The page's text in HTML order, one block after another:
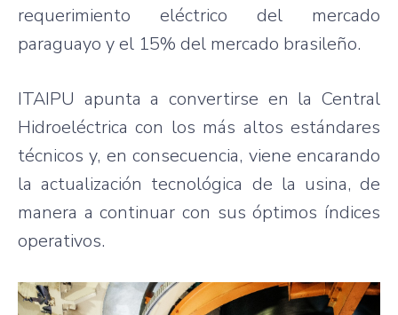
requerimiento eléctrico del mercado
paraguayo y el 15% del mercado brasileño.
ITAIPU apunta a convertirse en la Central
Hidroeléctrica con los más altos estándares
técnicos y, en consecuencia, viene encarando
la actualización tecnológica de la usina, de
manera a continuar con sus óptimos índices
operativos.